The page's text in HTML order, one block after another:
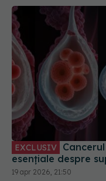
EXCLUSIV
esențiale despre
19 apr 2026, 21:50